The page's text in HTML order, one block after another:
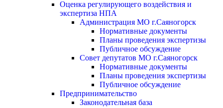
Оценка регулирующего воздействия и
экспертиза НПА
Администрация МО г.Саяногорск
Нормативные документы
Планы проведения экспертизы
Публичное обсуждение
Совет депутатов МО г.Саяногорск
Нормативные документы
Планы проведения экспертизы
Публичное обсуждение
Предпринимательство
Законодательная база